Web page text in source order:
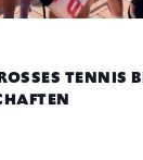
TENNIS BEI